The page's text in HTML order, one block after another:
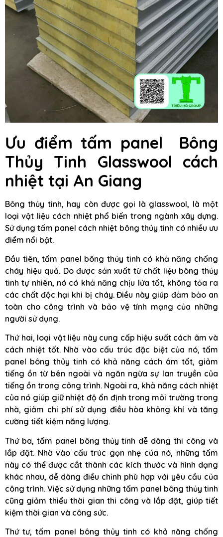
Ưu điểm tấm panel Bông
Thủy Tinh Glasswool cách
nhiệt tại An Giang
Bông thủy tinh, hay còn được gọi là glasswool, là một
loại vật liệu cách nhiệt phổ biến trong ngành xây dựng.
Sử dụng tấm panel cách nhiệt bông thủy tinh có nhiều ưu
điểm nổi bật.
Đầu tiên, tấm panel bông thủy tinh có khả năng chống
cháy hiệu quả. Do được sản xuất từ chất liệu bông thủy
tinh tự nhiên, nó có khả năng chịu lửa tốt, không tỏa ra
các chất độc hại khi bị cháy. Điều này giúp đảm bảo an
toàn cho công trình và bảo vệ tính mạng của những
người sử dụng.
Thứ hai, loại vật liệu này cung cấp hiệu suất cách âm và
cách nhiệt tốt. Nhờ vào cấu trúc đặc biệt của nó, tấm
panel bông thủy tinh có khả năng cách âm tốt, giảm
tiếng ồn từ bên ngoài và ngăn ngừa sự lan truyền của
tiếng ồn trong công trình. Ngoài ra, khả năng cách nhiệt
của nó giúp giữ nhiệt độ ổn định trong môi trường trong
nhà, giảm chi phí sử dụng điều hòa không khí và tăng
cường tiết kiệm năng lượng.
Thứ ba, tấm panel bông thủy tinh dễ dàng thi công và
lắp đặt. Nhờ vào cấu trúc gọn nhẹ của nó, những tấm
này có thể được cắt thành các kích thước và hình dạng
khác nhau, dễ dàng điều chỉnh phù hợp với yêu cầu của
công trình. Việc sử dụng những tấm panel bông thủy tinh
cũng giảm thiểu thời gian thi công và lắp đặt, giúp tiết
kiệm thời gian và công sức.
Thứ tư, tấm panel bông thủy tinh có khả năng chống